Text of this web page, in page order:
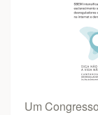
Um